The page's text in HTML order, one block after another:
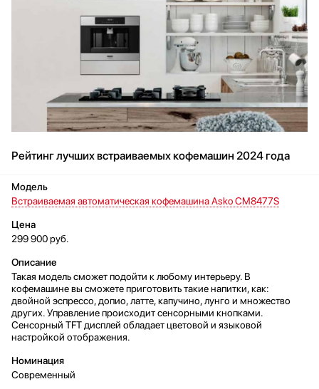
Рейтинг лучших встраиваемых кофемашин 2024 года
Встраиваемая автоматическая кофемашина Asko CM8477S
299 900 руб.
Такая модель сможет подойти к любому интерьеру. В
кофемашине вы сможете приготовить такие напитки, как:
двойной эспрессо, допио, латте, капучино, лунго и множество
других. Управление происходит сенсорными кнопками.
Сенсорный TFT дисплей обладает цветовой и языковой
настройкой отображения.
Современный